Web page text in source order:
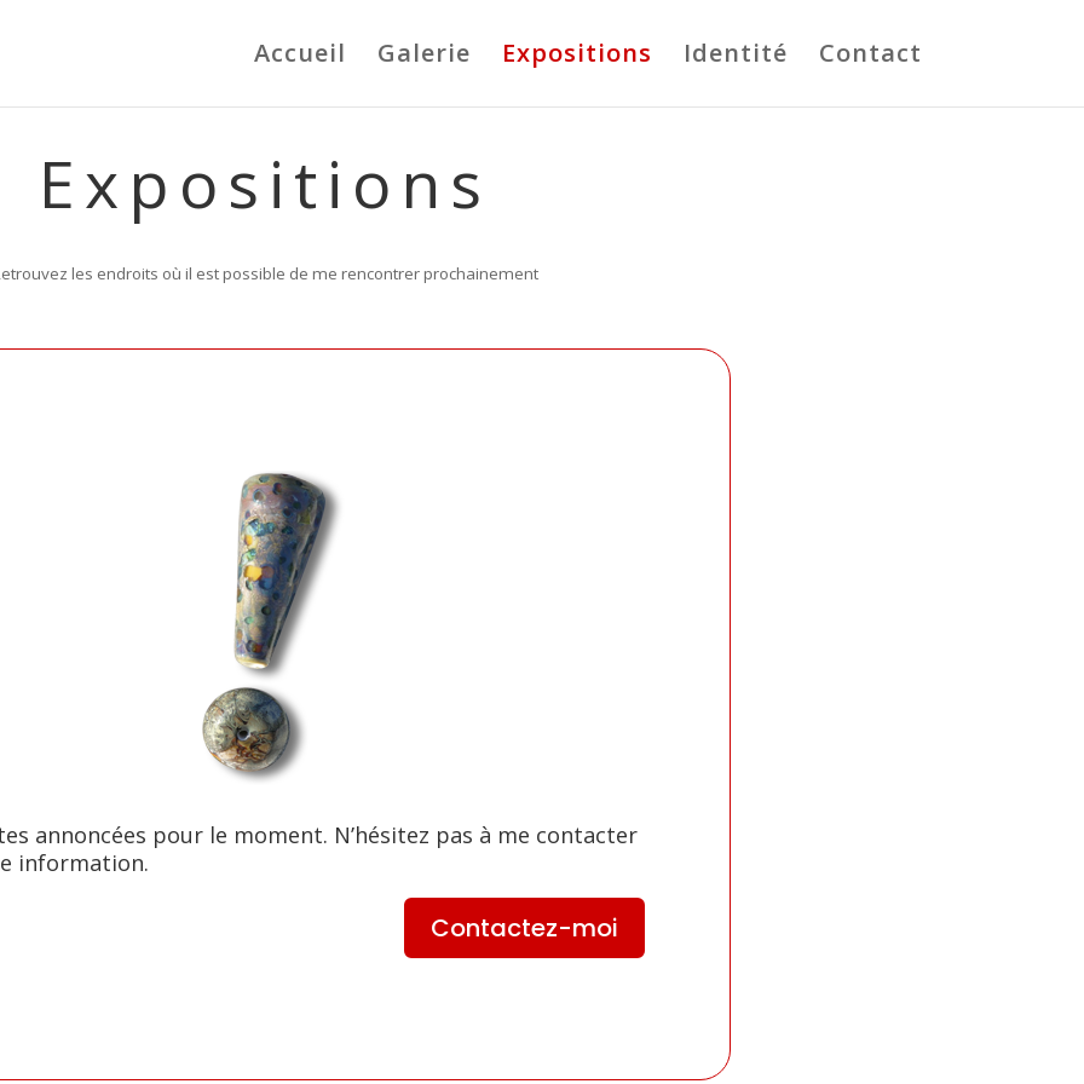
Accueil Galerie Expositions Identité Contact
Expositions
les endroits où il est possible de me rencontrer prochainement
annoncées pour le moment. N’hésitez pas à me contacter
information.
Contactez-moi